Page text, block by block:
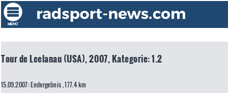
Tour de Leelanau (USA), 2007, Kategorie: 1.2
15.09.2007: Endergebnis , 177.4 km